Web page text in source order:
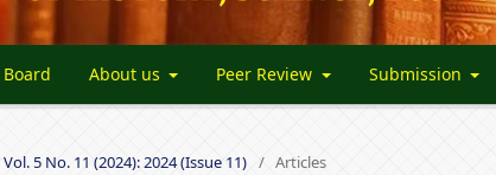
About us Peer Review Submission
Vol. 5 No. 11 (2024): 2024 (Issue 11) / Articles